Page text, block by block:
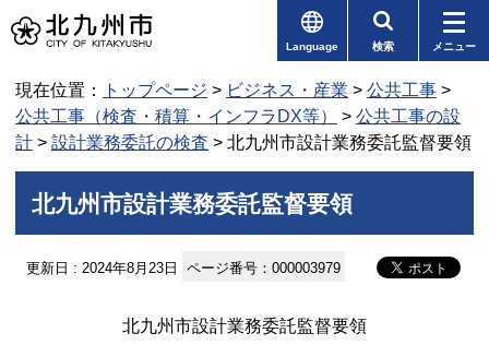
Language 検索 メニュー
現在位置： トップページ > ビジネス・産業 > 公共工事 >
公共工事（検査・積算・インフラDX等）
> 公共工事の設
計 > 設計業務委託の検査 > 北九州市設計業務委託監督要領
北九州市設計業務委託監督要領
更新日 : 2024年8月23日 ページ番号：000003979
北九州市設計業務委託監督要領